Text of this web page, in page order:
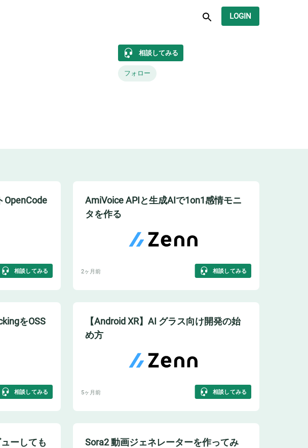
LOGIN
相談してみる
フォロー
OpenCode
相談してみる
AmiVoice APIと生成AIで1on1感情モニ
タを作る
2ヶ月前 相談してみる
をOSS
相談してみる
【Android XR】AI グラス向け開発の始
め方
5ヶ月前 相談してみる
ーしても
Sora2 動画ジェネレーターを作ってみ